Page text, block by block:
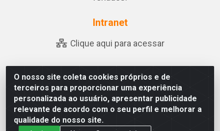
O nosso site coleta cookies próprios e de
terceiros para proporcionar uma experiência
personalizada ao usuário, apresentar publicidade
relevante de acordo com o seu perfil e melhorar a
qualidade do nosso site.
Intranet
Clique aqui para acessar
Abreu & Silva - Rua Padre Jose de Souza Leite, 265 - Ariado,
Olho D'Água das Flores/AL - CEP 57.442-000 - CNPJ
04.790.656/0001-06